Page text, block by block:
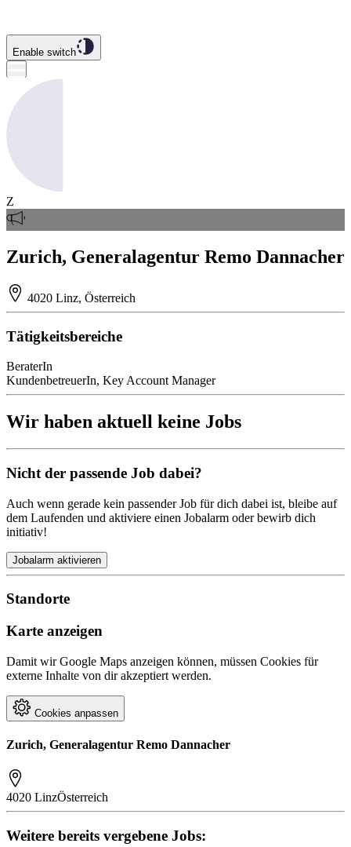
Enable switch
Z
Zurich, Generalagentur Remo Dannacher
4020 Linz, Österreich
Tätigkeitsbereiche
BeraterIn
KundenbetreuerIn, Key Account Manager
Wir haben aktuell keine Jobs
Nicht der passende Job dabei?
Auch wenn gerade kein passender Job für dich dabei ist, bleibe auf
dem Laufenden und aktiviere einen Jobalarm oder bewirb dich
initiativ!
Jobalarm aktivieren
Standorte
Karte anzeigen
Damit wir Google Maps anzeigen können, müssen Cookies für
externe Inhalte von dir akzeptiert werden.
Cookies anpassen
Zurich, Generalagentur Remo Dannacher
4020 LinzÖsterreich
Weitere bereits vergebene Jobs: